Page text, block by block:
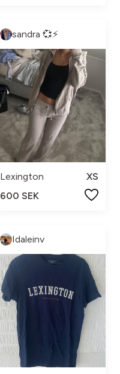
sandra 💞⚡️
Lexington
XS
600 SEK
Idaleinv